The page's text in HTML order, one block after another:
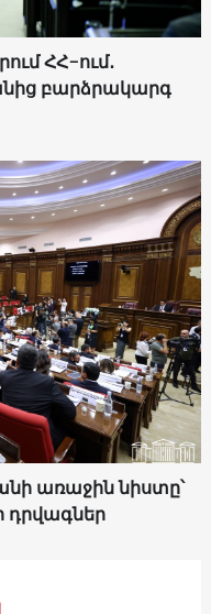
ՀՀ-ում․
բարձրակարգ
առաջին նիստը՝
դրվագներ